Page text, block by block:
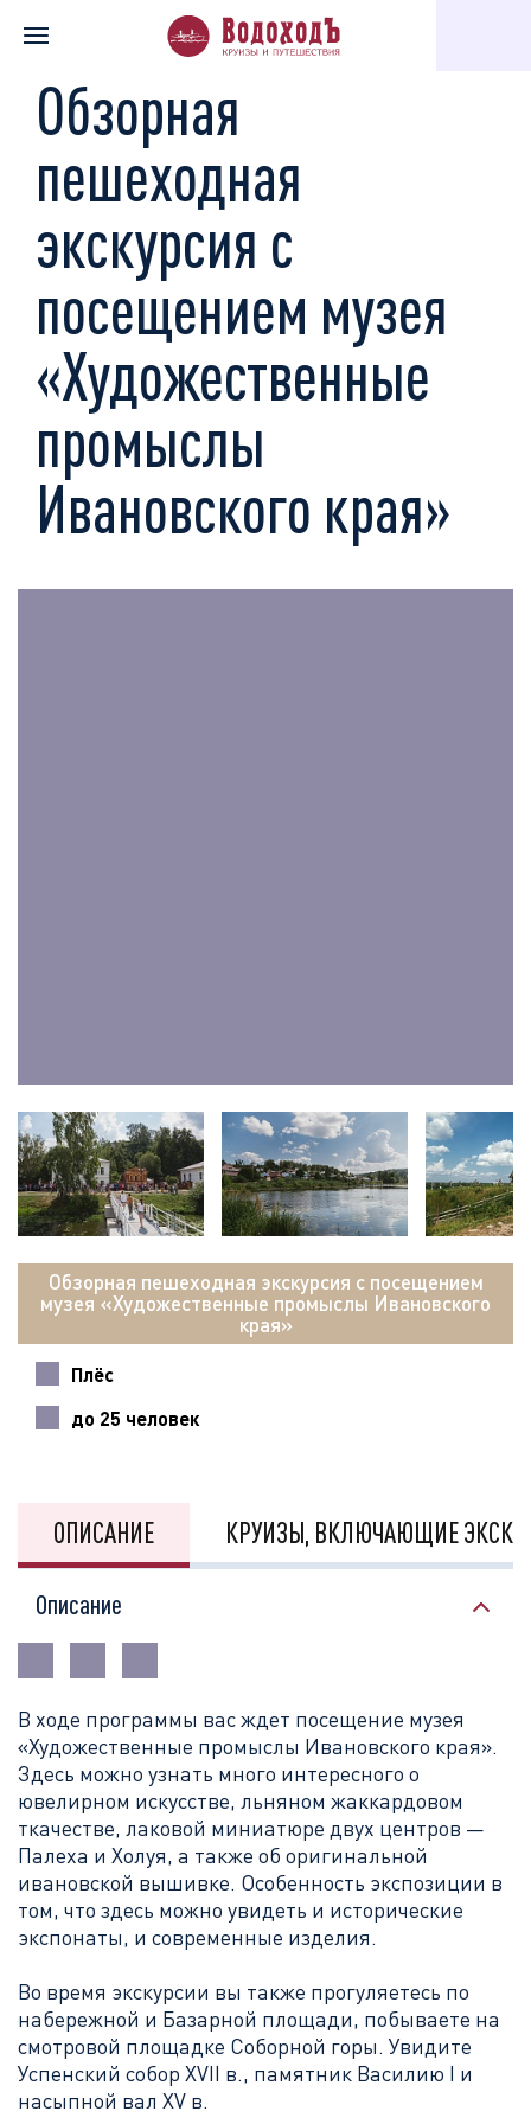
Главная Каталог экскурсий Музеи, галереи, театры
Обзорная
пешеходная
экскурсия с
посещением музея
«Художественные
промыслы
Ивановского края»
Обзорная пешеходная экскурсия с посещением
музея «Художественные промыслы Ивановского
края»
Плёс
до 25 человек
ОПИСАНИЕ КРУИЗЫ, ВКЛЮЧАЮЩИЕ
Описание
В ходе программы вас ждет посещение музея
«Художественные промыслы Ивановского края».
Здесь можно узнать много интересного о
ювелирном искусстве, льняном жаккардовом
ткачестве, лаковой миниатюре двух центров —
Палеха и Холуя, а также об оригинальной
ивановской вышивке. Особенность экспозиции в
том, что здесь можно увидеть и исторические
экспонаты, и современные изделия.
Во время экскурсии вы также прогуляетесь по
набережной и Базарной площади, побываете на
смотровой площадке Соборной горы. Увидите
Успенский собор XVII в., памятник Василию I и
насыпной вал XV в.